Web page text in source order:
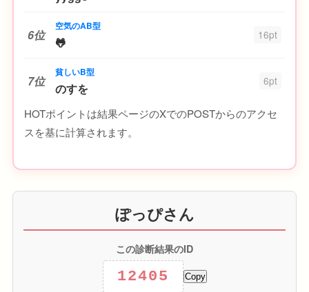
6位
空気のAB型
🐸 16pt
7位
貧しいB型
のすを 6pt
HOTポイントは結果ページのXでのPOSTからのアクセ
スを基に計算されます。
ぽっぴさん
この診断結果のID
12405 Copy